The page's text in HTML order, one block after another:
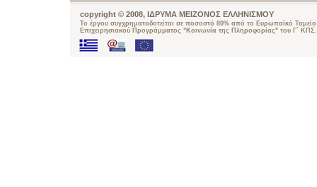
copyright © 2008, ΙΔΡΥΜΑ ΜΕΙΖΟΝΟΣ ΕΛΛΗΝΙΣΜΟΥ
Το έργου συγχρηματοδοτείται σε ποσοστό 80% από το Ευρωπαϊκό
Επιχειρησιακού Προγράμματος "Κοινωνία της Πληροφορίας" του Γ΄ ΚΠΣ.